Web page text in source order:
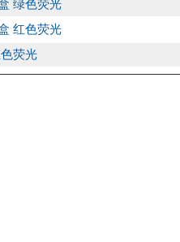
绿色荧光
红色荧光
荧光